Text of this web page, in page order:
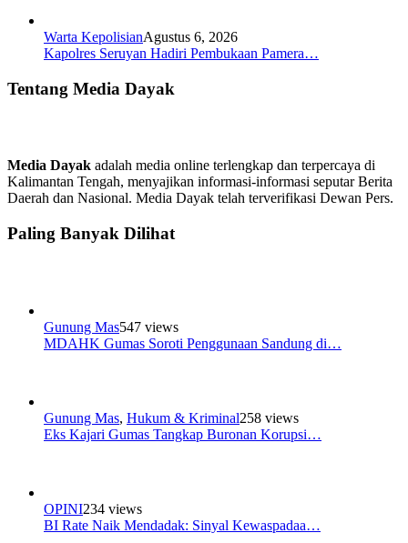
Warta KepolisianAgustus 6, 2026
Kapolres Seruyan Hadiri Pembukaan Pamera…
Tentang Media Dayak
Media Dayak adalah media online terlengkap dan terpercaya di
Kalimantan Tengah, menyajikan informasi-informasi seputar Berita
Daerah dan Nasional. Media Dayak telah terverifikasi Dewan Pers.
Paling Banyak Dilihat
Gunung Mas547 views
MDAHK Gumas Soroti Penggunaan Sandung di…
Gunung Mas, Hukum & Kriminal258 views
Eks Kajari Gumas Tangkap Buronan Korupsi…
OPINI234 views
BI Rate Naik Mendadak: Sinyal Kewaspadaa…